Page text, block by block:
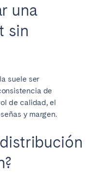
una
sin
suele ser
de
de calidad, el
y margen.